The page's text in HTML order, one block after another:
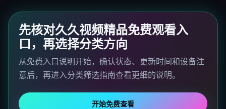
先核对久久视频精品免费观看入
口，再选择分类方向
从免费入口说明开始，确认状态、更新时间和设备注
意后，再进入分类筛选指南查看更细的说明。
开始免费查看